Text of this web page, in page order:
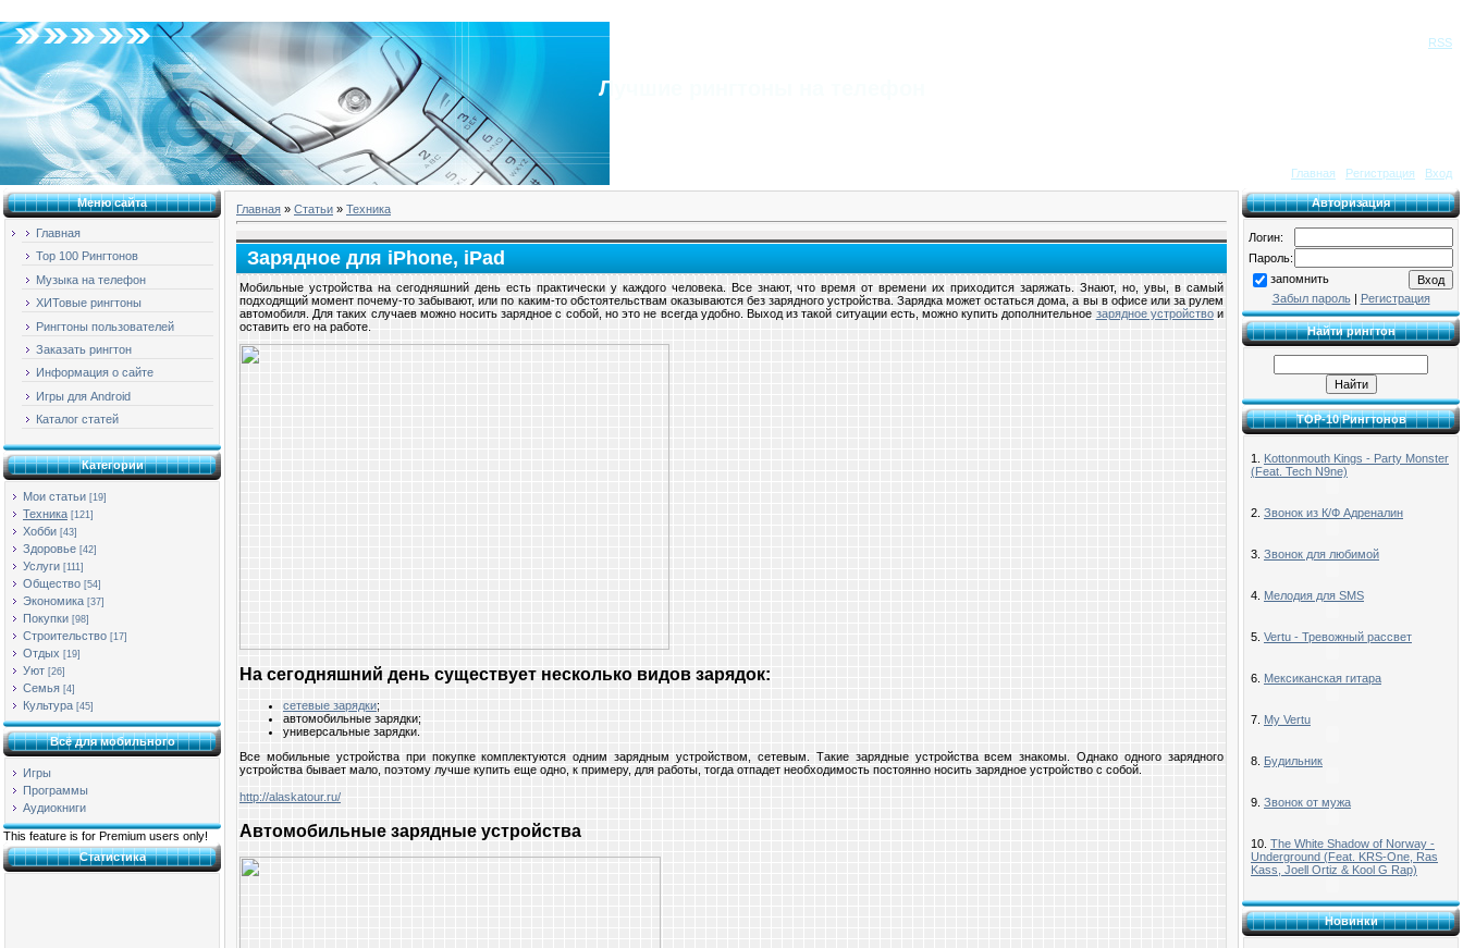
RSS
Лучшие рингтоны на телефон
Главная Регистрация Вход
Меню сайта
Главная
Top 100 Рингтонов
Музыка на телефон
ХИТовые рингтоны
Рингтоны пользователей
Заказать рингтон
Информация о сайте
Игры для Android
Каталог статей
Категории
Мои статьи [19]
Техника [121]
Хобби [43]
Здоровье [42]
Услуги [111]
Общество [54]
Экономика [37]
Покупки [98]
Строительство [17]
Отдых [19]
Уют [26]
Семья [4]
Культура [45]
Всё для мобильного
Игры
Программы
Аудиокниги
This feature is for Premium users only!
Статистика
Главная » Статьи » Техника
Зарядное для iPhone, iPad
Мобильные устройства на сегодняшний день есть практически у каждого человека. Все знают, что время от времени их приходится заряжать. Знают, но, увы, в самый
подходящий момент почему-то забывают, или по каким-то обстоятельствам оказываются без зарядного устройства. Зарядка может остаться дома, а вы в офисе или за рулем
автомобиля. Для таких случаев можно носить зарядное с собой, но это не всегда удобно. Выход из такой ситуации есть, можно купить дополнительное зарядное устройствои
оставить его на работе.
На сегодняшний день существует несколько видов зарядок:
сетевые зарядки;
автомобильные зарядки;
универсальные зарядки.
Все мобильные устройства при покупке комплектуются одним зарядным устройством, сетевым. Такие зарядные устройства всем знакомы. Однако одного зарядного
устройства бывает мало, поэтому лучше купить еще одно, к примеру, для работы, тогда отпадет необходимость постоянно носить зарядное устройство с собой.
http://alaskatour.ru/
Автомобильные зарядные устройства
Авторизация
Логин:
Пароль:
запомнить
Забыл пароль| Регистрация
Найти рингтон
TOP-10 Рингтонов
1. Kottonmouth Kings - Party Monster
(Feat. Tech N9ne)
2. Звонок из К/Ф Адреналин
3. Звонок для любимой
4. Мелодия для SMS
5. Vertu - Тревожный рассвет
6. Мексиканская гитара
7. My Vertu
8. Будильник
9. Звонок от мужа
10. The White Shadow of Norway -
Underground (Feat. KRS-One, Ras
Kass, Joell Ortiz & Kool G Rap)
Новинки